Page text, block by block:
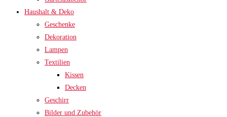
Haushalt & Deko
Geschenke
Dekoration
Lampen
Textilien
Kissen
Decken
Geschirr
Bilder und Zubehör